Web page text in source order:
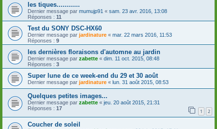
les tiques............
Dernier message par mumujp91 « sam. 23 avr. 2016, 13:08
Réponses : 11
Test du SONY DSC-HX60
Dernier message par jardinature « mar. 22 mars 2016, 11:53
Réponses : 9
les dernières floraisons d'automne au jardin
Dernier message par zabette « dim. 11 oct. 2015, 08:48
Réponses : 3
Super lune de ce week-end du 29 et 30 août
Dernier message par jardinature « lun. 31 août 2015, 08:53
Quelques petites images...
Dernier message par zabette « jeu. 20 août 2015, 21:31
Réponses : 17 1 2
Coucher de soleil